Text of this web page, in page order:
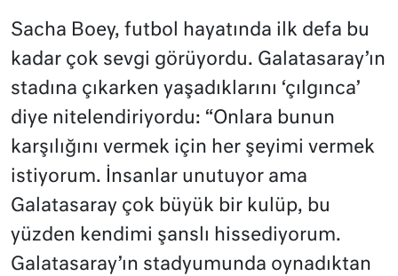
Sacha Boey, futbol hayatında ilk defa bu
kadar çok sevgi görüyordu. Galatasaray’ın
stadına çıkarken yaşadıklarını ‘çılgınca’
diye nitelendiriyordu: “Onlara bunun
karşılığını vermek için her şeyimi vermek
istiyorum. İnsanlar unutuyor ama
Galatasaray çok büyük bir kulüp, bu
yüzden kendimi şanslı hissediyorum.
Galatasaray’ın stadyumunda oynadıktan